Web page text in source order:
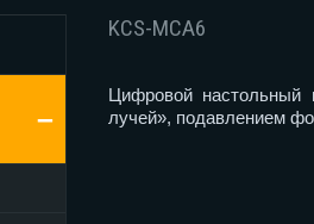
KCS-MCA6
Цифровой настольный
лучей», подавлением